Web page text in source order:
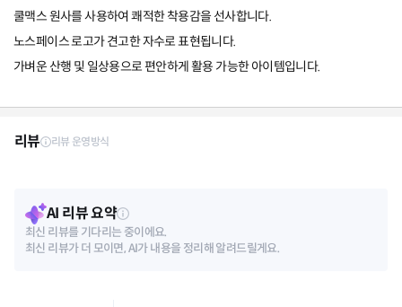
쿨맥스 원사를 사용하여 쾌적한 착용감을 선사합니다.
노스페이스 로고가 견고한 자수로 표현됩니다.
가벼운 산행 및 일상용으로 편안하게 활용 가능한 아이템입니다.